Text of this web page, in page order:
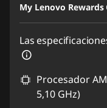
My Lenovo Rewards
Las
Procesador
5,10 GHz)